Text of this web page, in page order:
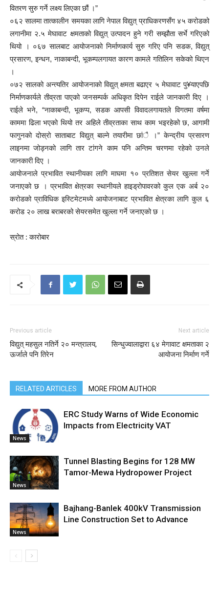
वितरण सुरु गर्ने लक्ष्य लिएका छौं ।”
०६२ सालमा तात्कालीन समयका लागि नेपाल विद्युत् प्राधिकरणसँग ४५ करोडको
लगानीमा २.५ मेघावाट क्षमताको विद्युत् उत्पादन हुने गरी सम्झौता सर्भे गरिएको
थियो । ०६७ सालबाट आयोजनाको निर्माणकार्य सुरु गरिए पनि सडक, विद्युत्
प्रसारण, इन्धन, नाकाबन्दी, भूकम्पलगायत कारण कामले गतिलिन सकेको थिएन
।
०७२ सालको अन्त्यतिर आयोजनाको विद्युत् क्षमता बढाएर ५ मेघावाट पु¥याएपछि
निर्माणकार्यले तीव्रता पाएको जनसम्पर्क अधिकृत दिपेन राईले जानकारी दिए ।
राईले भने, “नाकाबन्दी, भूकप्प, सडक आपसी विवादलगायतले विगतमा वर्षमा
काममा ढिला भएको थियो तर अहिले तीव्रताका साथ काम भइरहेको छ, आगामी
फागुनको दोस्रो साताबाट विद्युत् बाल्ने तयारीमा छांै ।” केन्द्रीय प्रसारण
लाइनमा जोड्नको लागि तार टांगने काम पनि अन्तिम चरणमा रहेको उनले
जानकारी दिए ।
आयोजनाले प्रभावित स्थानीयका लागि माघमा १० प्रतिशत सेयर खुल्ला गर्ने
जनाएको छ । प्रभावित क्षेत्रका स्थानीयले हाइड्रोपावरको कुल एक अर्ब २०
करोडको प्राविधिक इस्टिमेटमध्ये आयोजनाबाट प्रभावित क्षेत्रका लागि कुल ६
करोड २० लाख बराबरको सेयरसमेत खुल्ला गर्ने जनाएको छ ।
स्रोत : कारोबार
Previous article
विद्युत् महसुल नतिर्ने २० मन्त्रालय,
ऊर्जाले पनि तिरेन
Next article
सिन्धुज्वालाद्वारा ६४ मेगावाट क्षमताका २
आयोजना निर्माण गर्ने
RELATED ARTICLES MORE FROM AUTHOR
News
ERC Study Warns of Wide Economic
Impacts from Electricity VAT
News
Tunnel Blasting Begins for 128 MW
Tamor-Mewa Hydropower Project
News
Bajhang-Banlek 400kV Transmission
Line Construction Set to Advance